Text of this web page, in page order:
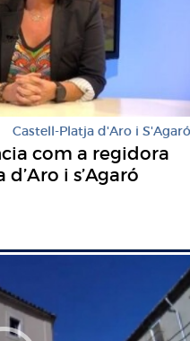
Castell-Platja d'Aro i S'Agaró
com a regidora
d’Aro i s’Agaró